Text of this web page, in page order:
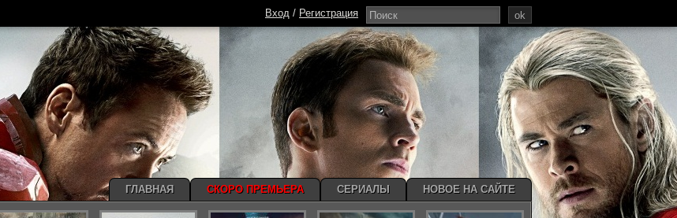
ok
Вход / Регистрация
ГЛАВНАЯ СКОРО ПРЕМЬЕРА СЕРИАЛЫ НОВОЕ НА САЙТЕ